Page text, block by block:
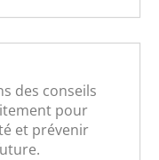
des conseils
pour
et prévenir